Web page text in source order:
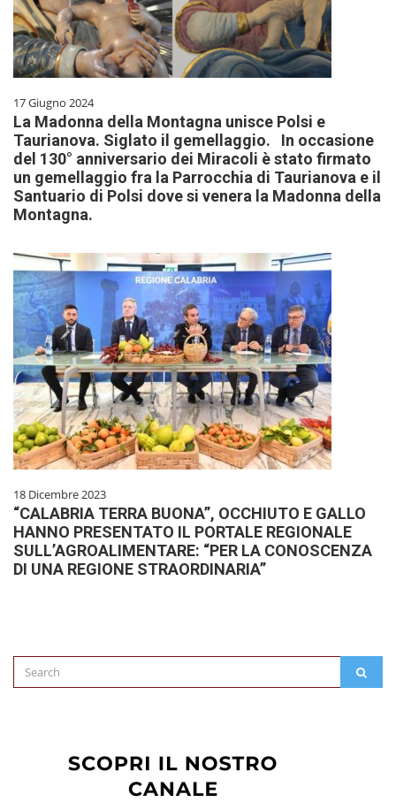
17 Giugno 2024
La Madonna della Montagna unisce Polsi e
Taurianova. Siglato il gemellaggio. In occasione
del 130° anniversario dei Miracoli è stato firmato
un gemellaggio fra la Parrocchia di Taurianova e il
Santuario di Polsi dove si venera la Madonna della
Montagna.
18 Dicembre 2023
“CALABRIA TERRA BUONA”, OCCHIUTO E GALLO
HANNO PRESENTATO IL PORTALE REGIONALE
SULL’AGROALIMENTARE: “PER LA CONOSCENZA
DI UNA REGIONE STRAORDINARIA”
Search
for: